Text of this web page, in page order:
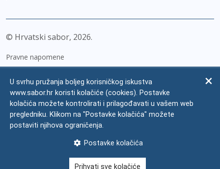
© Hrvatski sabor, 2026
Pravne napomene
Zaštita osobnih podataka
Impressum
Česta pitanja
U svrhu pružanja boljeg korisničkog iskustva
www.sabor.hr koristi kolačiće (cookies). Postavke
kolačića možete kontrolirati i prilagođavati u vašem web
pregledniku. Klikom na "Postavke kolačića" možete
postaviti njihova ograničenja.
Postavke kolačića
Prihvati sve kolačiće